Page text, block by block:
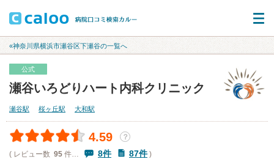
«神奈川県横浜市瀬谷区下瀬谷の一覧へ
公式
瀬谷いろどりハート内科クリニック
瀬谷駅 桜ヶ丘駅 大和駅
4.59
？
( レビュー数 95 件… 8件 87件)